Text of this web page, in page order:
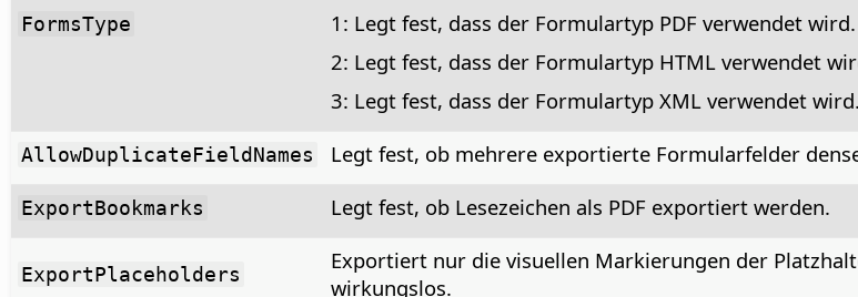
FormsType
1: Legt fest, dass der Formulartyp PDF verwendet wird.
2: Legt fest, dass der Formulartyp HTML verwendet
3: Legt fest, dass der Formulartyp XML verwendet wird.
AllowDuplicateFieldNames Legt fest, ob mehrere exportierte Formularfelder
ExportBookmarks Legt fest, ob Lesezeichen als PDF exportiert werden.
ExportPlaceholders
Exportiert nur die visuellen Markierungen der
wirkungslos.